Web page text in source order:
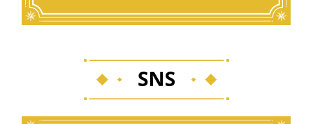
2024.10.18
GOODSページを公開！
TICKETページを公開！
2024.10.01
「MASHLE PARK」特設サイトOPEN